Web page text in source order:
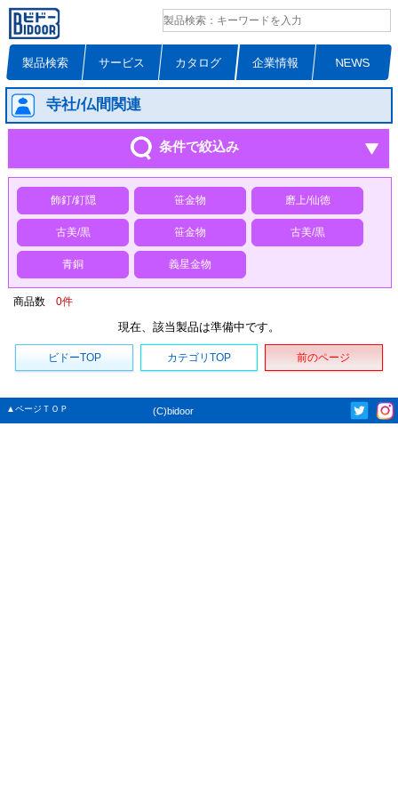
製品検索 サービス カタログ 企業情報 NEWS
寺社/仏間関連
条件で絞込み
飾釘/釘隠 笹金物 磨上/仙徳
古美/黒 笹金物 古美/黒
青銅 義星金物
商品数 0件
現在、該当製品は準備中です。
ビドーTOP カテゴリTOP 前のページ
▲ページＴＯＰ (C)bidoor